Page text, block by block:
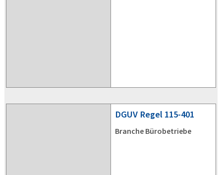
DGUV Regel 115-401
Branche Bürobetriebe